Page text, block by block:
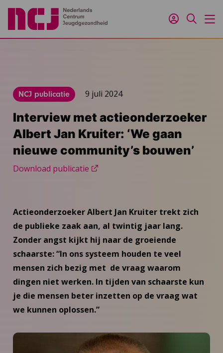
Inloggen
Zoeken
NCJ publicatie 9 juli 2024
Interview met actieonderzoeker
Albert Jan Kruiter: ‘We gaan
nieuwe community’s bouwen’
Download publicatie
Actieonderzoeker Albert Jan Kruiter trekt zich
de publieke zaak aan, al twintig jaar lang.
Zonder angst kijkt hij naar de groeiende
schaarste: “In ons systeem houden te veel
mensen zich bezig met de vraag waarom
dingen niet werken. In tijden van schaarste kun
je die mensen beter inzetten op de vraag wat
we kunnen oplossen.”